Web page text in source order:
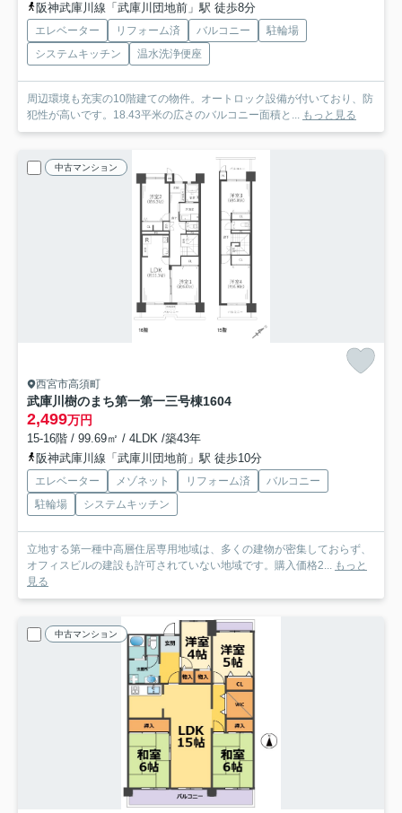
阪神武庫川線「武庫川団地前」駅 徒歩8分
エレベーター リフォーム済 バルコニー
駐輪場
システムキッチン
温水洗浄便座
周辺環境も充実の10階建ての物件。オートロック設備が付いており、防
犯性が高いです。18.43平米の広さのバルコニー面積と... もっと見る
中古マンション
西宮市高須町
武庫川樹のまち第一第一三号棟1604
2,499万円
15-16階 / 99.69㎡ / 4LDK /築43年
阪神武庫川線「武庫川団地前」駅 徒歩10分
エレベーター メゾネット リフォーム済
バルコニー
駐輪場
システムキッチン
立地する第一種中高層住居専用地域は、多くの建物が密集しておらず、
オフィスビルの建設も許可されていない地域です。購入価格2... もっと
見る
中古マンション